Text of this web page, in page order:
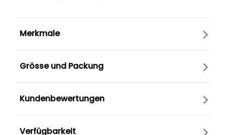
Merkmale
Grösse und Packung
Kundenbewertungen
Verfügbarkeit